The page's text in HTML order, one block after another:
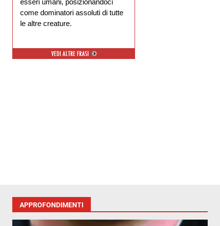
esseri umani, posizionandoci
come dominatori assoluti di tutte
le altre creature.
APPROFONDIMENTI